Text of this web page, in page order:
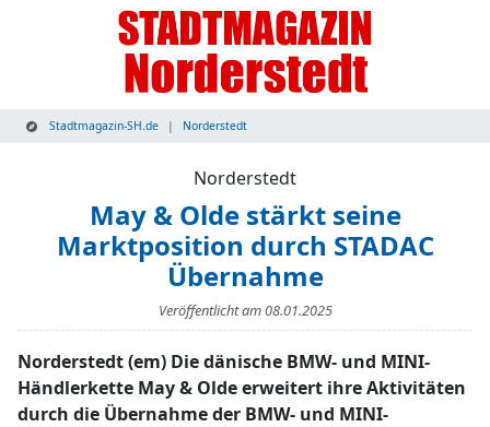
Stadtmagazin-SH.de Norderstedt
Norderstedt
May & Olde stärkt seine
Marktposition durch STADAC
Übernahme
Veröffentlicht am08.01.2025
Norderstedt (em) Die dänische BMW- und MINI-
Händlerkette May & Olde erweitert ihre Aktivitäten
durch die Übernahme der BMW- und MINI-